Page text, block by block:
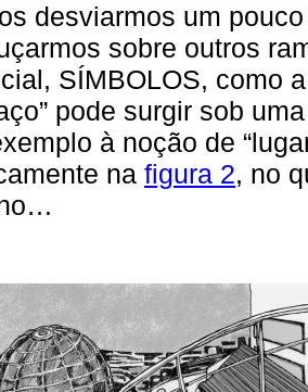
desviarmos um
sobre outros
SÍMBOLOS, como
pode surgir sob
à noção de
na figura 2, no